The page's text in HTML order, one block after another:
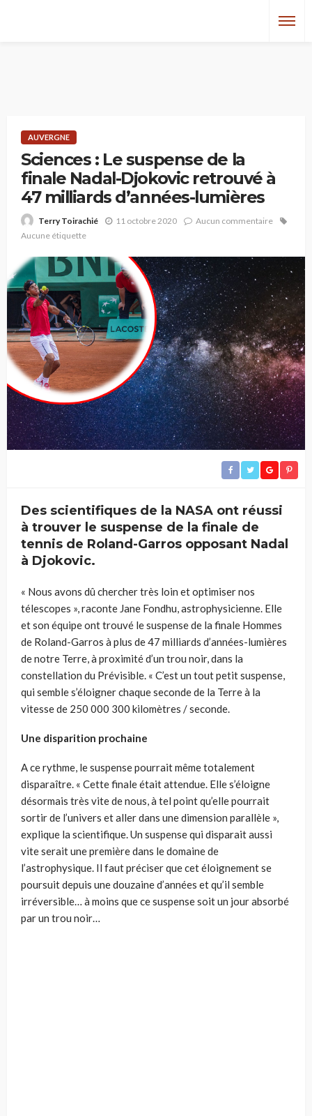
AUVERGNE
Sciences : Le suspense de la
finale Nadal-Djokovic retrouvé à
47 milliards d’années-lumières
Terry Toirachié 11 octobre 2020
Aucun commentaire
Aucune étiquette
Des scientifiques de la NASA ont réussi
à trouver le suspense de la finale de
tennis de Roland-Garros opposant Nadal
à Djokovic.
« Nous avons dû chercher très loin et optimiser nos
télescopes », raconte Jane Fondhu, astrophysicienne. Elle
et son équipe ont trouvé le suspense de la finale Hommes
de Roland-Garros à plus de 47 milliards d’années-lumières
de notre Terre, à proximité d’un trou noir, dans la
constellation du Prévisible. « C’est un tout petit suspense,
qui semble s’éloigner chaque seconde de la Terre à la
vitesse de 250 000 300 kilomètres / seconde.
Une disparition prochaine
A ce rythme, le suspense pourrait même totalement
disparaître. « Cette finale était attendue. Elle s’éloigne
désormais très vite de nous, à tel point qu’elle pourrait
sortir de l’univers et aller dans une dimension parallèle »,
explique la scientifique. Un suspense qui disparait aussi
vite serait une première dans le domaine de
l’astrophysique. Il faut préciser que cet éloignement se
poursuit depuis une douzaine d’années et qu’il semble
irréversible… à moins que ce suspense soit un jour absorbé
par un trou noir…